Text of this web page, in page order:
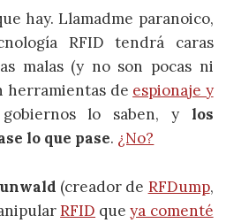
hay. Llamadme paranoico,
RFID tendrá caras
malas (y no son pocas ni
herramientas de espionaje y
lo saben, y los
lo que pase. ¿No?
(creador de RFDump,
RFID queya comenté